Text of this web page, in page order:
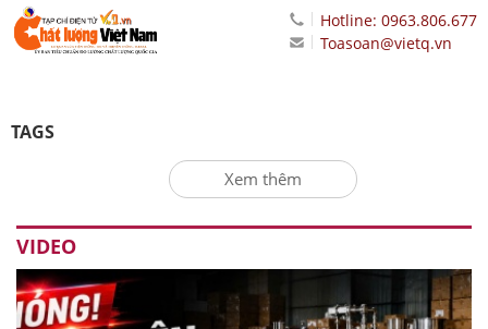
Hotline: 0963.806.677
Toasoan@vietq.vn
TAGS
Xem thêm
VIDEO